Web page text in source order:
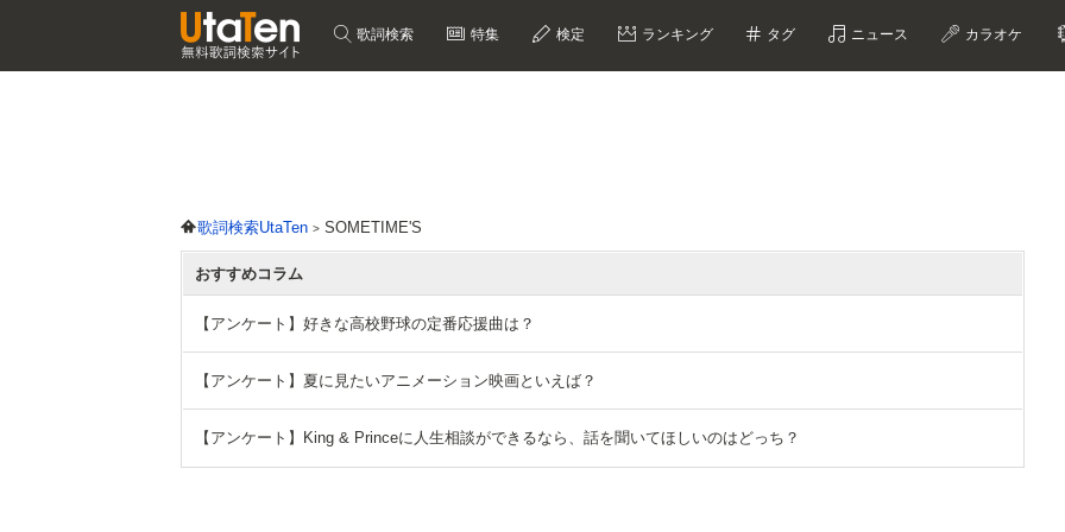
歌詞検索 特集 検定 ランキング タグ ニュース カラオケ
歌詞検索UtaTen SOMETIME'S
おすすめコラム
【アンケート】好きな高校野球の定番応援曲は？
【アンケート】夏に見たいアニメーション映画といえば？
【アンケート】King & Princeに人生相談ができるなら、話を聞いてほしいのはどっち？